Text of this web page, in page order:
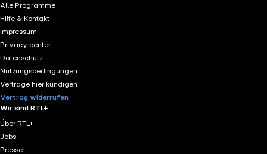
Alle Programme
Hilfe & Kontakt
Impressum
Privacy center
Datenschutz
Nutzungsbedingungen
Verträge hier kündigen
Vertrag widerrufen
Wir sind RTL+
Über RTL+
Jobs
Presse